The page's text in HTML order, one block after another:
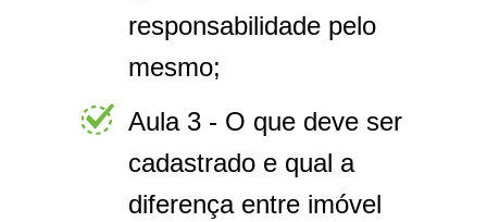
responsabilidade pelo
mesmo;
Aula 3 - O que deve ser
cadastrado e qual a
diferença entre imóvel